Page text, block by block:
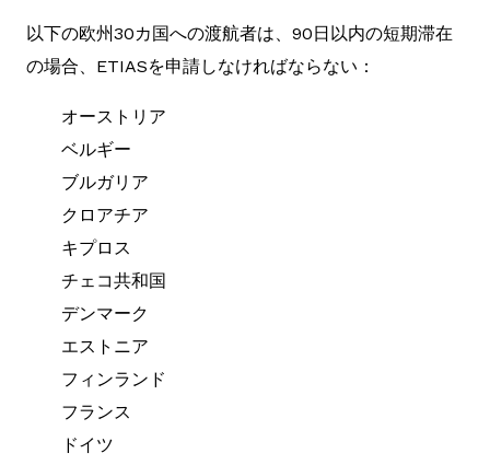
以下の欧州30カ国への渡航者は、90日以内の短期滞在
の場合、ETIASを申請しなければならない：
オーストリア
ベルギー
ブルガリア
クロアチア
キプロス
チェコ共和国
デンマーク
エストニア
フィンランド
フランス
ドイツ